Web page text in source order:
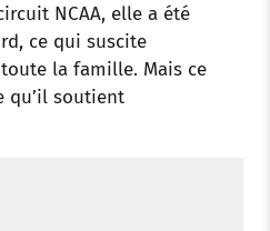
s
t
n
NCAA, elle a été
ce qui suscite
la famille. Mais ce
qu’il soutient